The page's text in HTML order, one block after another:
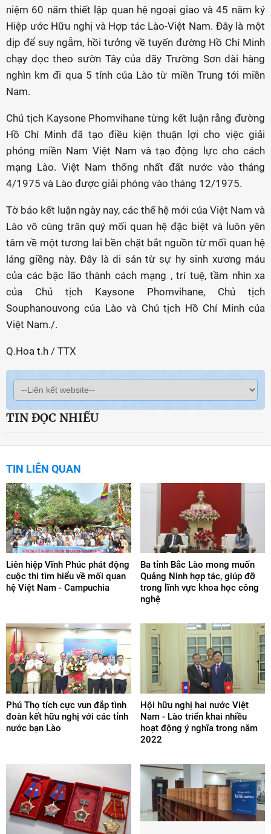
niệm 60 năm thiết lập quan hệ ngoại giao và 45 năm ký
Hiệp ước Hữu nghị và Hợp tác Lào-Việt Nam. Đây là một
dịp để suy ngẫm, hồi tưởng về tuyến đường Hồ Chí Minh
chạy dọc theo sườn Tây của dãy Trường Sơn dài hàng
nghìn km đi qua 5 tỉnh của Lào từ miền Trung tới miền
Nam.
Chủ tịch Kaysone Phomvihane từng kết luận rằng đường
Hồ Chí Minh đã tạo điều kiện thuận lợi cho việc giải
phóng miền Nam Việt Nam và tạo động lực cho cách
mạng Lào. Việt Nam thống nhất đất nước vào tháng
4/1975 và Lào được giải phóng vào tháng 12/1975.
Tờ báo kết luận ngày nay, các thế hệ mới của Việt Nam và
Lào vô cùng trân quý mối quan hệ đặc biệt và luôn yên
tâm về một tương lai bền chặt bắt nguồn từ mối quan hệ
láng giềng này. Đây là di sản từ sự hy sinh xương máu
của các bậc lão thành cách mạng , trí tuệ, tầm nhìn xa
của Chủ tịch Kaysone Phomvihane, Chủ tịch
Souphanouvong của Lào và Chủ tịch Hồ Chí Minh của
Việt Nam./.
Q.Hoa t.h / TTX
TIN ĐỌC NHIỀU
TIN LIÊN QUAN
Liên hiệp Vĩnh Phúc phát động
cuộc thi tìm hiểu về mối quan
hệ Việt Nam - Campuchia
Ba tỉnh Bắc Lào mong muốn
Quảng Ninh hợp tác, giúp đỡ
trong lĩnh vực khoa học công
nghệ
Phú Thọ tích cực vun đắp tình
đoàn kết hữu nghị với các tỉnh
nước bạn Lào
Hội hữu nghị hai nước Việt
Nam - Lào triển khai nhiều
hoạt động ý nghĩa trong năm
2022